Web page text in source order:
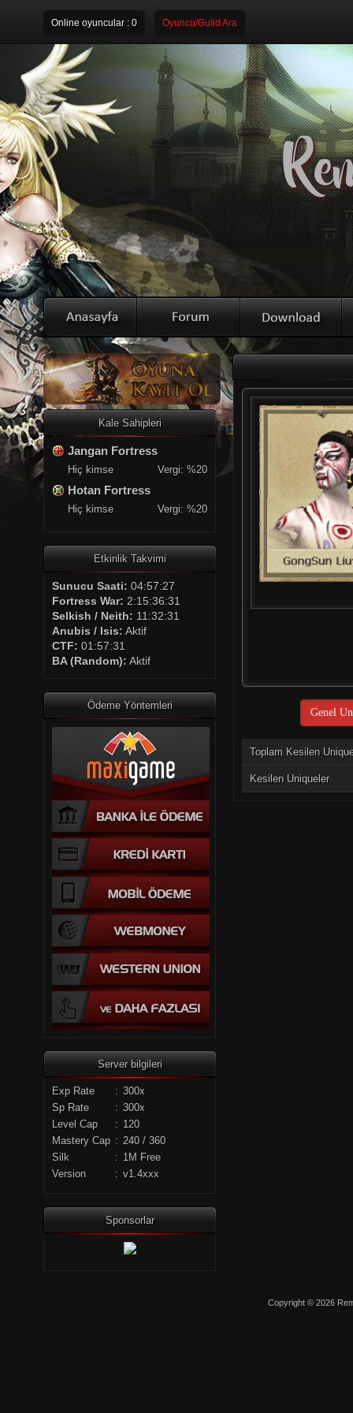
Online oyuncular : 0 Oyuncu/Guild Ara
Kale Sahipleri
Jangan Fortress
Hiç kimse Vergi: %20
Hotan Fortress
Hiç kimse Vergi: %20
Etkinlik Takvimi
Sunucu Saati: 04:57:28
Fortress War: 2:15:36:31
Selkish / Neith: 11:32:31
Anubis / Isis: Aktif
CTF: 01:57:31
BA (Random): Aktif
Ödeme Yöntemleri
Server bilgileri
Exp Rate : 300x
Sp Rate
: 300x
Level Cap
: 120
Mastery Cap : 240 / 360
Silk
: 1M Free
Version
: v1.4xxx
Sponsorlar
Genel
Toplam Kesilen
Kesilen Uniqueler
Copyright © 2026